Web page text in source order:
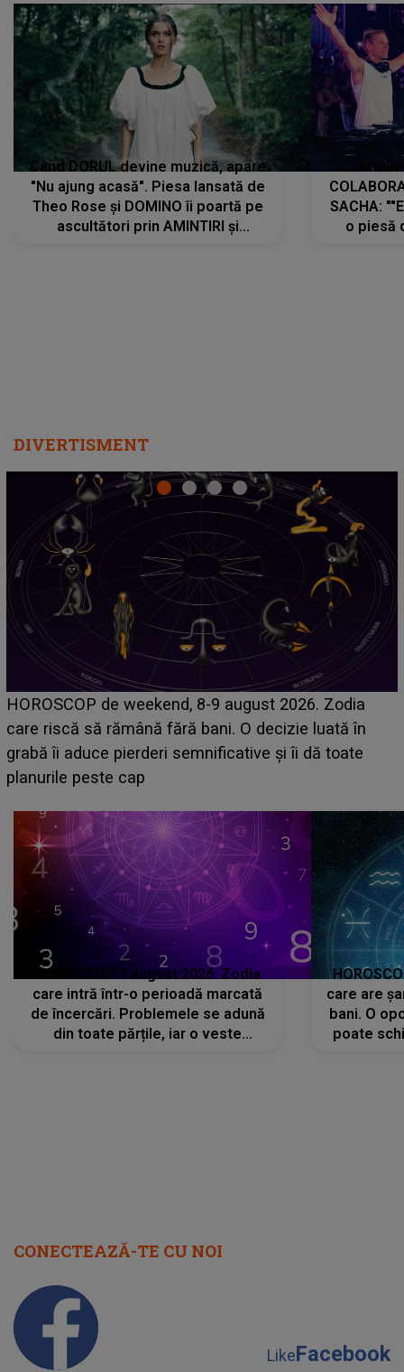
Când DORUL devine muzică, apare
"Nu ajung acasă". Piesa lansată de
Theo Rose și DOMINO îi poartă pe
ascultători prin AMINTIRI și
SACHA:
o piesă
DIVERTISMENT
Emanuel a ținut ACEST DETALIU ASCUNS până
acum! În fața Alexandrei, concurentul din Casa Iubirii
face o MĂRTURISIRE NEAȘTEPTATĂ despre mama
sa: "I-am spus și ei în față, eu nu te iubesc pentru
HOROSCOP 7 august 2026. Zodia
care intră într-o perioadă marcată
de încercări. Problemele se adună
din toate părțile, iar o veste
care are
bani. O
poate
CONECTEAZĂ-TE CU NOI
LikeFacebook